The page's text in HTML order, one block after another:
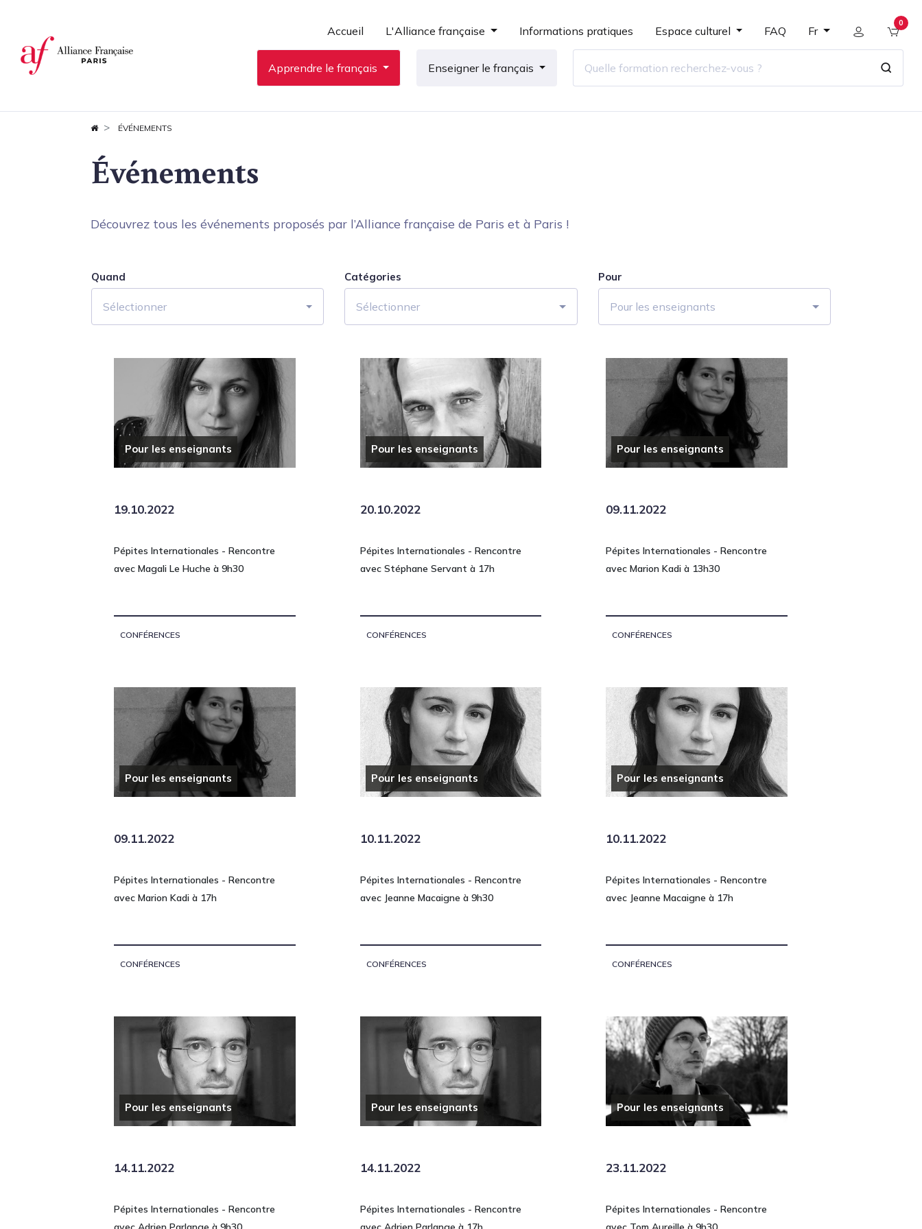
Accueil L'Alliance française Informations pratiques Espace culturel FAQ Fr
0
Apprendre le français Enseigner le français
ÉVÉNEMENTS
Événements
Découvrez tous les événements proposés par l’Alliance française de Paris et à Paris !
Quand
Sélectionner
Catégories
Sélectionner
Pour
Pour les enseignants
Pour les enseignants
19.10.2022
Pépites Internationales - Rencontre
avec Magali Le Huche à 9h30
CONFÉRENCES
Pour les enseignants
20.10.2022
Pépites Internationales - Rencontre
avec Stéphane Servant à 17h
CONFÉRENCES
Pour les enseignants
09.11.2022
Pépites Internationales - Rencontre
avec Marion Kadi à 13h30
CONFÉRENCES
Pour les enseignants
09.11.2022
Pépites Internationales - Rencontre
avec Marion Kadi à 17h
CONFÉRENCES
Pour les enseignants
10.11.2022
Pépites Internationales - Rencontre
avec Jeanne Macaigne à 9h30
CONFÉRENCES
Pour les enseignants
10.11.2022
Pépites Internationales - Rencontre
avec Jeanne Macaigne à 17h
CONFÉRENCES
Pour les enseignants
14.11.2022
Pépites Internationales - Rencontre
Pour les enseignants
14.11.2022
Pépites Internationales - Rencontre
Pour les enseignants
23.11.2022
Pépites Internationales - Rencontre